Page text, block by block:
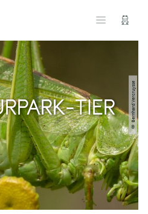
© Bernhard Vercruysse
TIER